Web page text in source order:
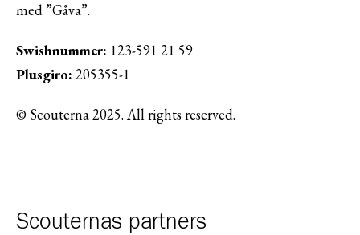
med ”Gåva”.
Swishnummer: 123-591 21 59
Plusgiro: 205355-1
© Scouterna 2025. All rights reserved.
Scouternas partners